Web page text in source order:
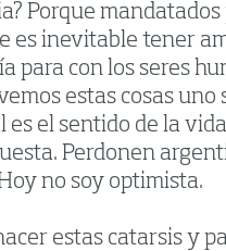
Porque mandatados
es inevitable tener
para con los seres
estas cosas uno
es el sentido de la
Perdonen
no soy optimista.
estas catarsis y